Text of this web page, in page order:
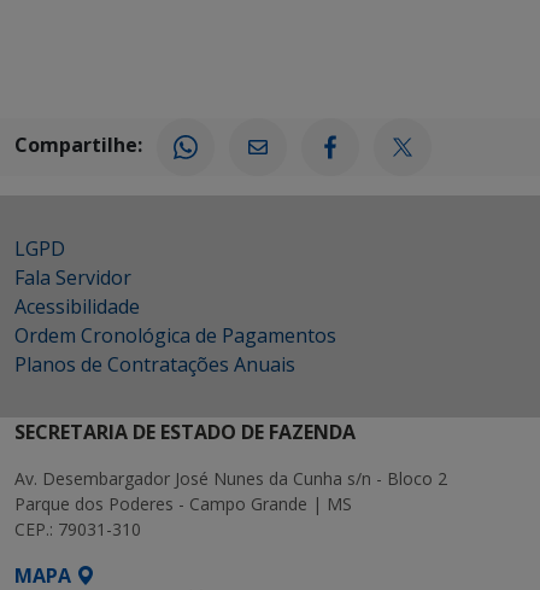
Compartilhe:
LGPD
Fala Servidor
Acessibilidade
Ordem Cronológica de Pagamentos
Planos de Contratações Anuais
SECRETARIA DE ESTADO DE FAZENDA
Av. Desembargador José Nunes da Cunha s/n - Bloco 2
Parque dos Poderes - Campo Grande | MS
CEP.: 79031-310
MAPA